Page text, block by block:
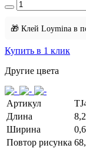
🎁 Клей Loymina в
Купить в 1 клик
Другие цвета
Артикул
Длина
Ширина
Повтор рисунка